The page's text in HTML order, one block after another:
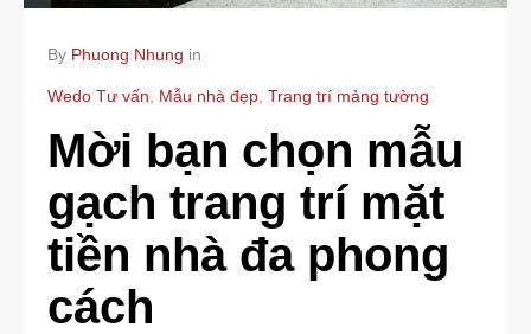
By Phuong Nhung in
Wedo Tư vấn Mẫu nhà đẹp Trang trí mảng tường
Mời bạn chọn mẫu
gạch trang trí mặt
tiền nhà đa phong
cách